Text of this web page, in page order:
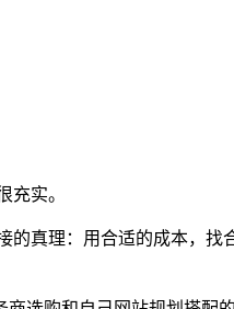
充实。
真理：用合适的成本，找